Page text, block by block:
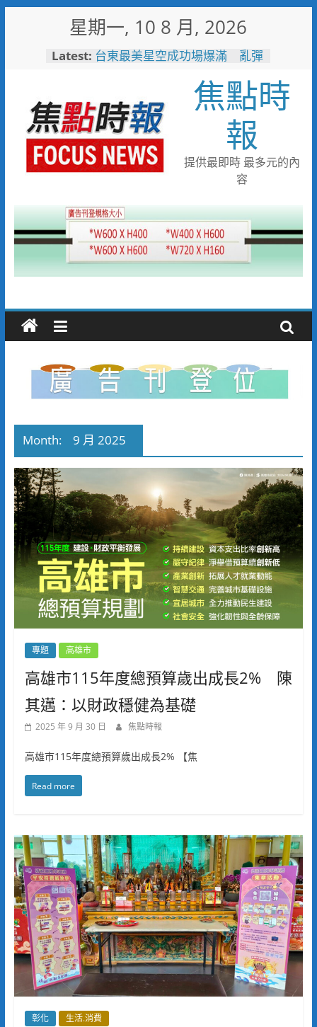
星期一, 10 8 月, 2026
Latest: 一直走在前面！單月42.8萬人
台東最美星空成功場爆滿 亂彈
阿翔壓軸嗨唱「完美落地」
3500人共度夏夜
看飛機看到「迷航」！7旬嬤誤
闖機場工地 小港桂陽所暖警助
返家
兩岸翰墨同心共書忠義仁勇 張
勇》 2026(丙午)海峽兩岸藝術
名家共祝關公文化節台灣八卦山
隆重舉辦
中元普渡這盒最有心！臺南集結
10款人氣農產 愛買限量開賣
焦點時
報
提供最即時 最多元的內
容
Month: 9 月 2025
專題 高雄市
高雄市115年度總預算歲出成長2% 陳
其邁：以財政穩健為基礎
2025 年 9 月 30 日 焦點時報
高雄市115年度總預算歲出成長2% 【焦
Read more
彰化 生活.消費